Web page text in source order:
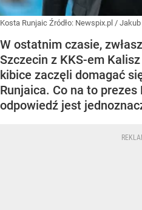
Kosta Runjaic Źródło: Newspix.pl /
W ostatnim czasie,
Szczecin z KKS-em
kibice zaczęli domagać
Runjaica. Co na to
odpowiedź jest